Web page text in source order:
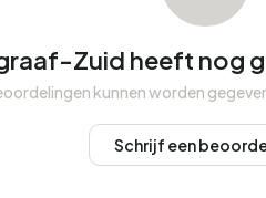
Afgelopen jaar zijn er geen
Zuid heeft nog
kunnen worden
Schrijf een